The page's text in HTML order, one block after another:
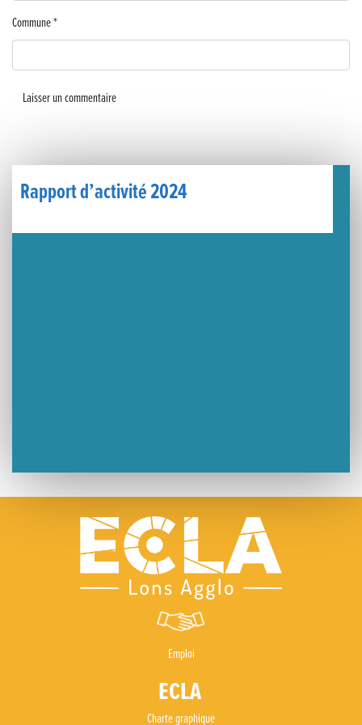
Travaux de raccordement de la nouvelle conduite d’eau à Lons-le-Saunier
Retour sur le Championnat Régional BFC de Para VTT Adapté
Rapport d’activité 2024
Commune*
Emploi
Charte graphique